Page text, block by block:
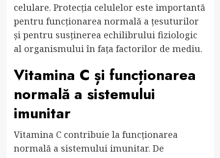
celulare. Protecția celulelor este importantă
pentru funcționarea normală a țesuturilor
și pentru susținerea echilibrului fiziologic
al organismului în fața factorilor de mediu.
Vitamina C și funcționarea
normală a sistemului
imunitar
Vitamina C contribuie la funcționarea
normală a sistemului imunitar. De